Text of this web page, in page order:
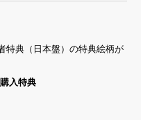
特典（日本盤）の特典絵柄が
購入特典